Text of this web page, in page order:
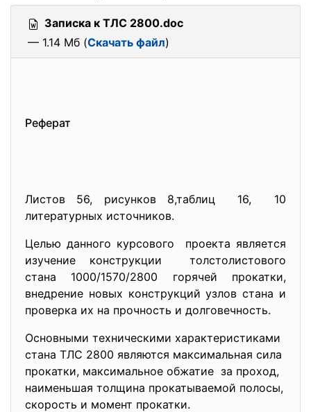
Записка к ТЛС 2800.doc
— 1.14 Мб (Скачать файл)
Реферат
Листов 56, рисунков 8,таблиц 16, 10
литературных источников.
Целью данного курсового проекта является
изучение конструкции толстолистового
стана 1000/1570/2800 горячей прокатки,
внедрение новых конструкций узлов стана и
проверка их на прочность и долговечность.
Основными техническими характеристиками
стана ТЛС 2800 являются максимальная сила
прокатки, максимальное обжатие за проход,
наименьшая толщина прокатываемой полосы,
скорость и момент прокатки.